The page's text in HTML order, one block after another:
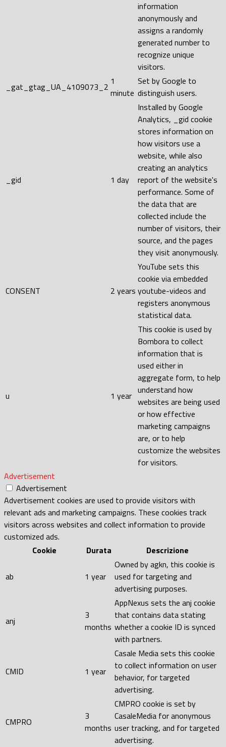
information
anonymously and
assigns a randomly
generated number to
recognize unique
visitors.
_gat_gtag_UA_4109073_2 1
minute
Set by Google to
distinguish users.
_gid 1 day
Installed by Google
Analytics, _gid cookie
stores information on
how visitors use a
website, while also
creating an analytics
report of the website's
performance. Some of
the data that are
collected include the
number of visitors, their
source, and the pages
they visit anonymously.
CONSENT 2 years
YouTube sets this
cookie via embedded
youtube-videos and
registers anonymous
statistical data.
u 1 year
This cookie is used by
Bombora to collect
information that is
used either in
aggregate form, to help
understand how
websites are being used
or how effective
marketing campaigns
are, or to help
customize the websites
for visitors.
Advertisement
Advertisement
Advertisement cookies are used to provide visitors with
relevant ads and marketing campaigns. These cookies track
visitors across websites and collect information to provide
customized ads.
Cookie
Durata Descrizione
ab 1 year
Owned by agkn, this cookie is
used for targeting and
advertising purposes.
anj
3
months
AppNexus sets the anj cookie
that contains data stating
whether a cookie ID is synced
with partners.
CMID 1 year
Casale Media sets this cookie
to collect information on user
behavior, for targeted
advertising.
CMPRO
3
months
CMPRO cookie is set by
CasaleMedia for anonymous
user tracking, and for targeted
advertising.